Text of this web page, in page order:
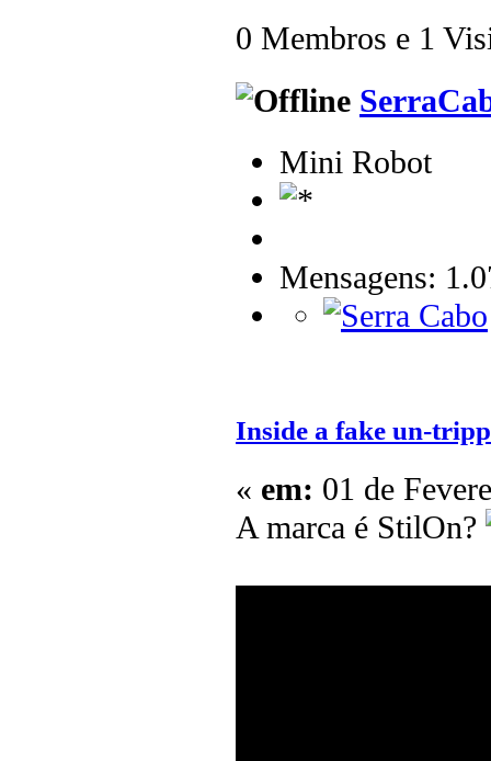
0 Membros e 1
Mini Robot
Mensagens:
Inside a fake un-
« em: 01 de
A marca é StilOn?